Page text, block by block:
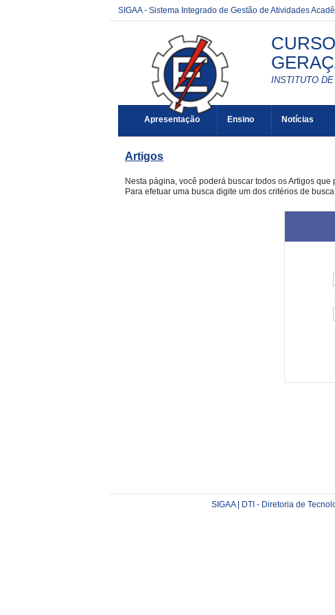
SIGAA - Sistema Integrado de Gestão de Atividades
INSTITUTO
Apresentação Ensino Notícias
Artigos
Nesta página, você poderá buscar todos os Artigos
Para efetuar uma busca digite um dos critérios de
SIGAA | DTI - Diretoria de